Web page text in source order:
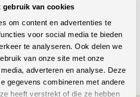
gebruik van cookies
om content en advertenties te
voor social media te bieden
te analyseren. Ook delen we
van onze site met onze
adverteren en analyse. Deze
gegevens combineren met andere
heeft verstrekt of die ze hebben
winkel in Uden
Bellen